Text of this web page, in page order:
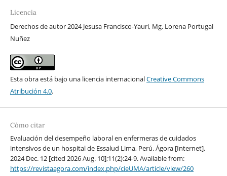
Licencia
Derechos de autor 2024 Jesusa Francisco-Yauri, Mg. Lorena Portugal
Nuñez
Esta obra está bajo una licencia internacionalCreative Commons
Atribución 4.0.
Cómo citar
Evaluación del desempeño laboral en enfermeras de cuidados
intensivos de un hospital de Essalud Lima, Perú. Ágora [Internet].
2024 Dec. 12 [cited 2026 Aug. 10];11(2):24-9. Available from:
https://revistaagora.com/index.php/cieUMA/article/view/260